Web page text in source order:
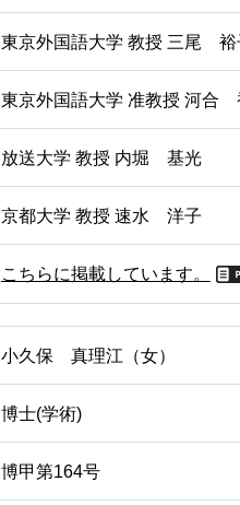
東京外国語大学 教授 三尾 裕
東京外国語大学 准教授 河合
放送大学 教授 内堀 基光
京都大学 教授 速水 洋子
こちらに掲載しています。
小久保 真理江（女）
博士(学術)
博甲第164号